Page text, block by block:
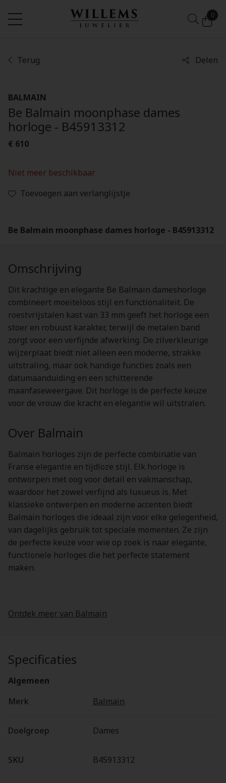
0
Terug Delen
BALMAIN
Be Balmain moonphase dames
horloge - B45913312
€ 610
Niet meer beschikbaar
Toevoegen aan verlanglijstje
Be Balmain moonphase dames horloge - B45913312
Omschrijving
Dit krachtige en elegante Be Balmain dameshorloge
combineert moeiteloos stijl en functionaliteit. De
roestvrijstalen kast van 33 mm geeft het horloge een
stoer en robuust karakter, terwijl de metalen band
zorgt voor een verfijnde afwerking. De zilverkleurige
wijzerplaat biedt niet alleen een moderne, strakke
uitstraling, maar ook handige functies zoals een
datumaanduiding en een schitterende
maanfaseweergave. Dit horloge is de perfecte keuze
voor de vrouw die kracht en elegantie wil uitstralen.
Over Balmain
Balmain horloges zijn de perfecte combinatie van
Franse elegantie en tijdloze stijl. Elk horloge is
ontworpen met oog voor detail en vakmanschap,
waardoor het zowel verfijnd als luxueus is. Met
klassieke ontwerpen en moderne accenten biedt
Balmain horloges die ideaal zijn voor elke gelegenheid,
van dagelijks gebruik tot speciale momenten. Ze zijn
de perfecte keuze voor wie op zoek is naar elegante,
functionele horloges die het perfecte statement
maken.
Ontdek meer van Balmain
Specificaties
Algemeen
Merk
Balmain
Doelgroep Dames
SKU B45913312